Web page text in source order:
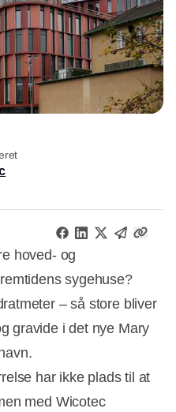
hoved- og
sygehuse?
– så store bliver
gravide i det nye Mary
har ikke plads til at
med Wicotec